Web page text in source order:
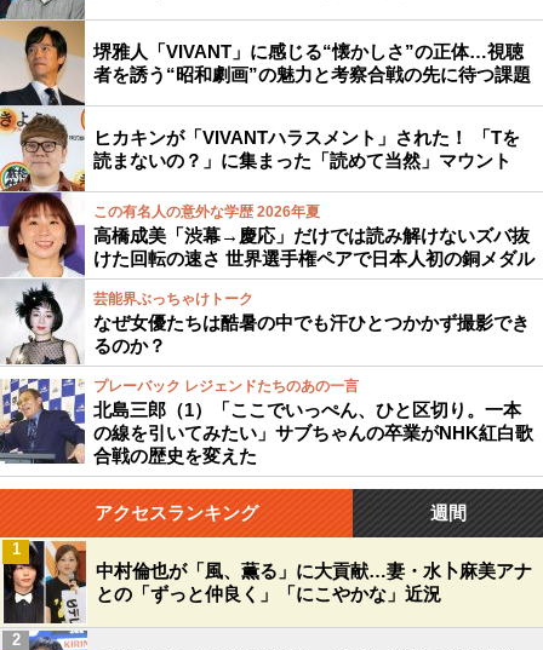
堺雅人「VIVANT」に感じる“懐かしさ”の正体…視聴
者を誘う“昭和劇画”の魅力と考察合戦の先に待つ課題
ヒカキンが「VIVANTハラスメント」された！ 「Tを
読まないの？」に集まった「読めて当然」マウント
この有名人の意外な学歴 2026年夏
高橋成美「渋幕→慶応」だけでは読み解けないズバ抜
けた回転の速さ 世界選手権ペアで日本人初の銅メダル
芸能界ぶっちゃけトーク
なぜ女優たちは酷暑の中でも汗ひとつかかず撮影でき
るのか？
プレーバック レジェンドたちのあの一言
北島三郎（1）「ここでいっぺん、ひと区切り。一本
の線を引いてみたい」サブちゃんの卒業がNHK紅白歌
合戦の歴史を変えた
アクセスランキング 週間
中村倫也が「風、薫る」に大貢献…妻・水卜麻美アナ
との「ずっと仲良く」「にこやかな」近況
1
2